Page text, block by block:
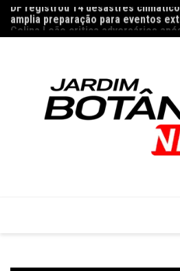
para
o
amplia preparação para eventos
Celina Leão critica adversários
empréstimo de R$ 6,6 bilhões ao